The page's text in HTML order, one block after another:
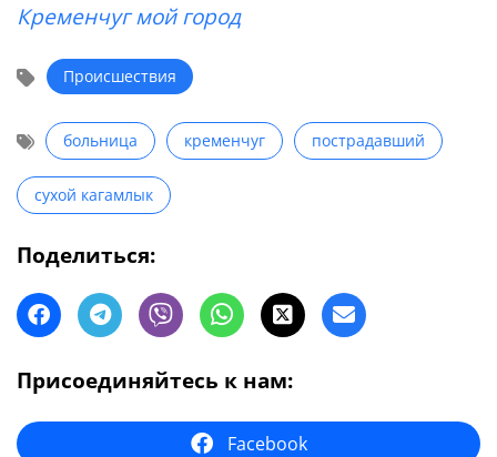
Кременчуг мой город
Происшествия
больница кременчуг пострадавший
сухой кагамлык
Поделиться:
Присоединяйтесь к нам:
Facebook